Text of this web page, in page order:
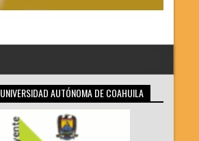
UNIVERSIDAD AUTÓNOMA DE COAHUILA